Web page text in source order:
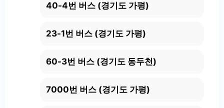
40-4번 버스 (경기도 가평)
23-1번 버스 (경기도 가평)
60-3번 버스 (경기도 동두천)
7000번 버스 (경기도 가평)